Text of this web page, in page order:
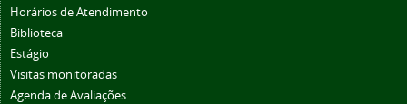
Horários de Atendimento
Biblioteca
Estágio
Visitas monitoradas
Agenda de Avaliações